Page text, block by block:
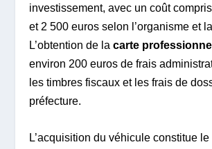
investissement, avec un coût
et 2 500 euros selon l’organisme et
L’obtention de lacarte
environ 200 euros de frais
les timbres fiscaux et les frais de
préfecture.
L’acquisition du véhicule constitue